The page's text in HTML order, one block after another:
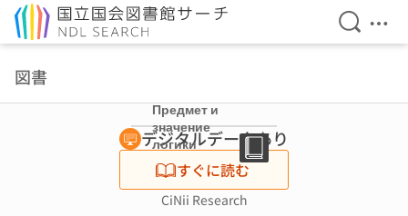
検索を
メ
図書
Предмет и
значение
логики
デジタルデータあり
すぐに読む
CiNii Research